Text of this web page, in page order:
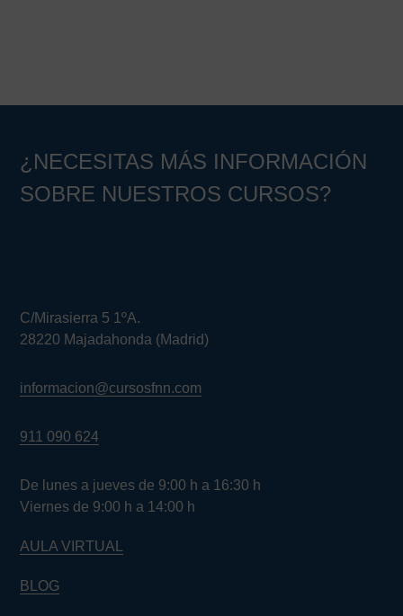
¿NECESITAS MÁS INFORMACIÓN
SOBRE NUESTROS CURSOS?
C/Mirasierra 5 1ºA.
28220 Majadahonda (Madrid)
informacion@cursosfnn.com
911 090 624
De lunes a jueves de 9:00 h a 16:30 h
Viernes de 9:00 h a 14:00 h
AULA VIRTUAL
BLOG